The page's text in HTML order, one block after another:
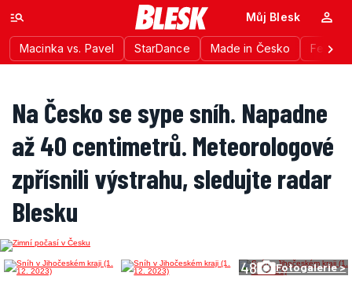
Macinka vs. Pavel StarDance Made in Česko
Můj Blesk
Na Česko se sype sníh. Napadne
až 40 centimetrů. Meteorologové
zpřísnili výstrahu, sledujte radar
Blesku
48 Fotogalerie >